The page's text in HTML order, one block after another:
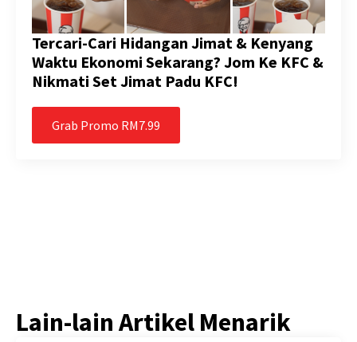
Tercari-Cari Hidangan Jimat & Kenyang
Waktu Ekonomi Sekarang? Jom Ke KFC &
Nikmati Set Jimat Padu KFC!
Grab Promo RM7.99
Lain-lain Artikel Menarik